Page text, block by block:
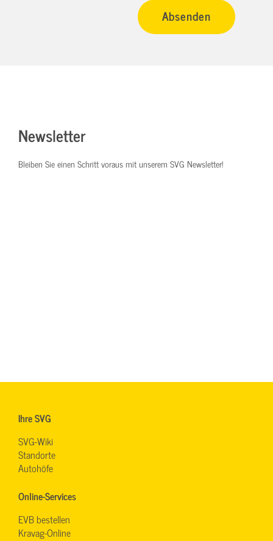
Newsletter
Bleiben Sie einen Schritt voraus mit unserem SVG Newsletter!
Ihre SVG
SVG-Wiki
Standorte
Autohöfe
Online-Services
EVB bestellen
Kravag-Online